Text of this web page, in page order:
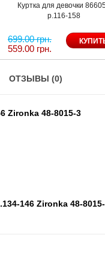
Куртка для девочки
р.116-158
699.00 грн.
559.00 грн.
ОТЗЫВЫ (0)
Zironka 48-8015-3
146 Zironka 48-